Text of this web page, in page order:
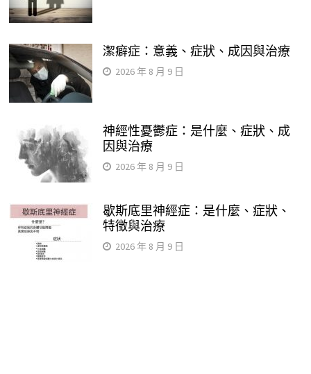
潔癖症：意義、症狀、成因與治療
2026 年 8 月 9 日
神經性憂鬱症：是什麼、症狀、成
因與治療
2026 年 8 月 9 日
歇斯底里神經症：是什麼、症狀、
特徵與治療
2026 年 8 月 9 日